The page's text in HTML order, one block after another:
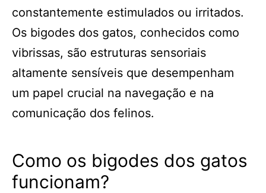
constantemente estimulados ou irritados.
Os bigodes dos gatos, conhecidos como
vibrissas, são estruturas sensoriais
altamente sensíveis que desempenham
um papel crucial na navegação e na
comunicação dos felinos.
Como os bigodes dos gatos
funcionam?